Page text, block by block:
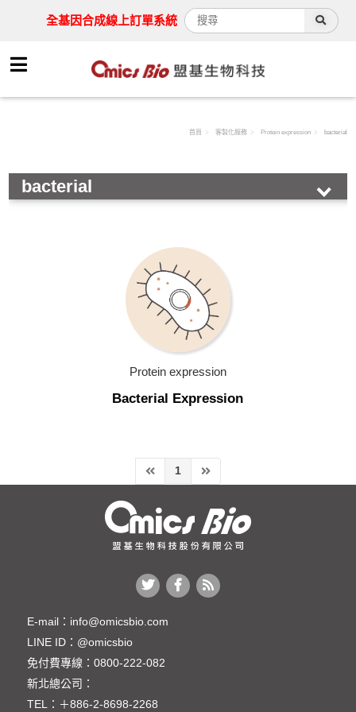
全基因合成線上訂單系統
首頁 客製化服務 Protein expression bacterial
bacterial
Synthesis service
Protein expression
Bacterial Expression
antibody service
cell line liscence
生物技術檢測服務
Protein expression
Bacterial Expression
1
E-mail： info@omicsbio.com
LINE ID： @omicsbio
免付費專線： 0800-222-082
新北總公司：
TEL： ＋886-2-8698-2268